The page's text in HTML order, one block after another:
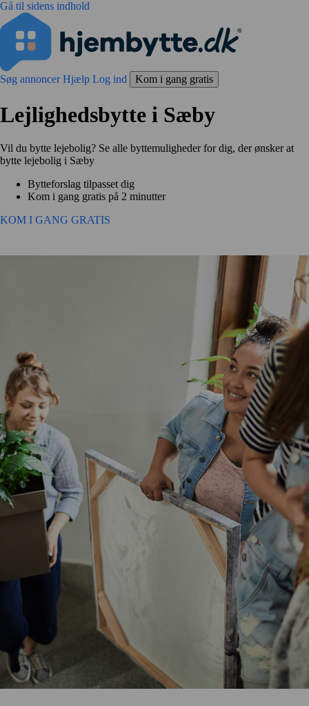
Gå til sidens indhold
Søg annoncerHjælp Log ind Kom i gang gratis
Lejlighedsbytte i Sæby
Vil du bytte lejebolig? Se alle byttemuligheder for dig, der ønsker at
bytte lejebolig i Sæby
Bytteforslag tilpasset dig
Kom i gang gratis på 2 minutter
KOM I GANG GRATIS